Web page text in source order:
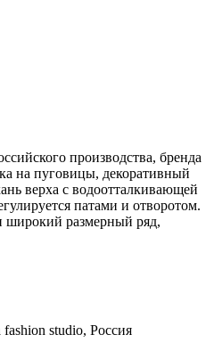
производства, бренда
на пуговицы, декоративный
верха с водоотталкивающей
патами и отворотом.
широкий размерный ряд,
studio, Россия